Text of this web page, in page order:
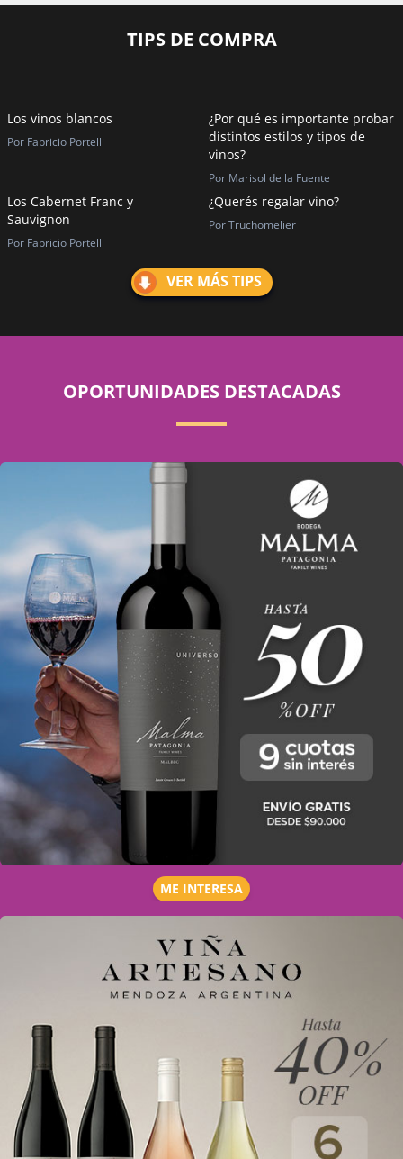
TIPS DE COMPRA
Los vinos blancos
Por Fabricio Portelli
¿Por qué es importante probar
distintos estilos y tipos de
vinos?
Por Marisol de la Fuente
Los Cabernet Franc y
Sauvignon
Por Fabricio Portelli
¿Querés regalar vino?
Por Truchomelier
VER MÁS TIPS
OPORTUNIDADES DESTACADAS
ME INTERESA